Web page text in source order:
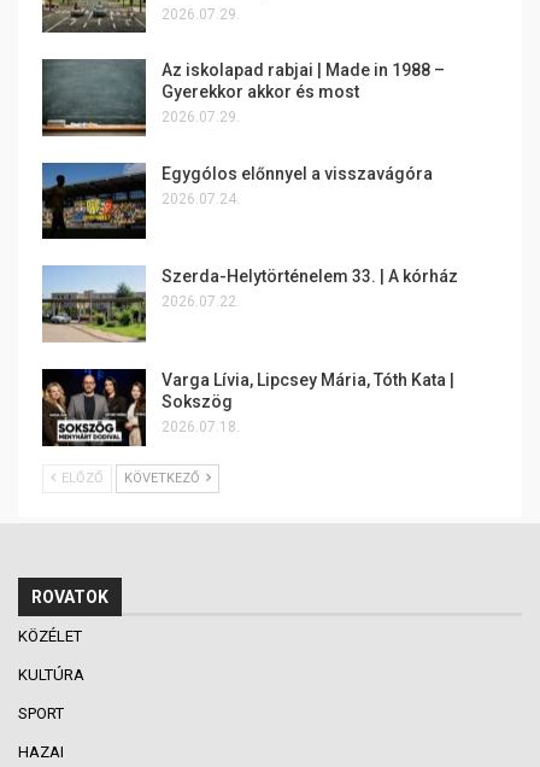
2026.07.29.
Az iskolapad rabjai | Made in 1988 –
Gyerekkor akkor és most
2026.07.29.
Egygólos előnnyel a visszavágóra
2026.07.24.
Szerda-Helytörténelem 33. | A kórház
2026.07.22.
Varga Lívia, Lipcsey Mária, Tóth Kata |
Sokszög
2026.07.18.
ELŐZŐ KÖVETKEZŐ
ROVATOK
KÖZÉLET
KULTÚRA
SPORT
HAZAI